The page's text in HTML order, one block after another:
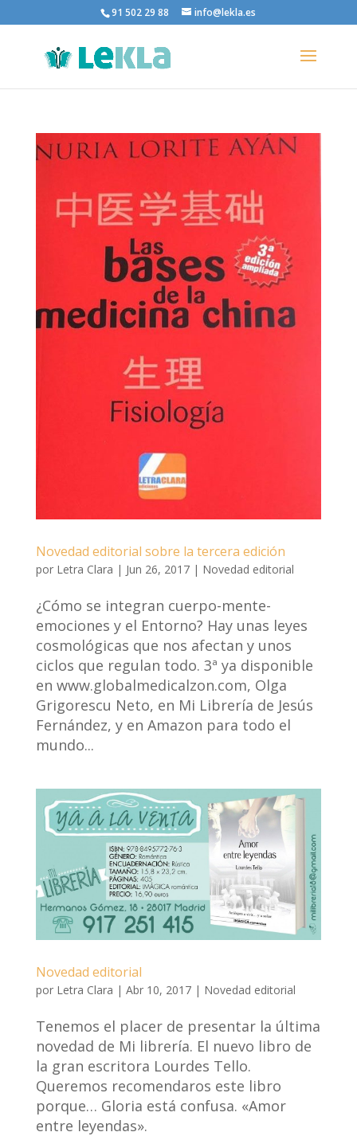
91 502 29 88 info@lekla.es
Novedad editorial sobre la tercera edición
por Letra Clara | Jun 26, 2017| Novedad editorial
¿Cómo se integran cuerpo-mente-
emociones y el Entorno? Hay unas leyes
cosmológicas que nos afectan y unos
ciclos que regulan todo. 3ª ya disponible
en www.globalmedicalzon.com, Olga
Grigorescu Neto, en Mi Librería de Jesús
Fernández, y en Amazon para todo el
mundo...
Novedad editorial
por Letra Clara | Abr 10, 2017| Novedad editorial
Tenemos el placer de presentar la última
novedad de Mi librería. El nuevo libro de
la gran escritora Lourdes Tello.
Queremos recomendaros este libro
porque… Gloria está confusa. «Amor
entre leyendas».